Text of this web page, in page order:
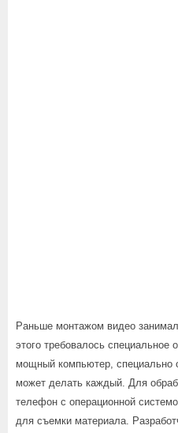
Раньше монтажом видео
этого требовалось специальное
мощный компьютер, специально
может делать каждый. Для
телефон с операционной
для съемки материала.